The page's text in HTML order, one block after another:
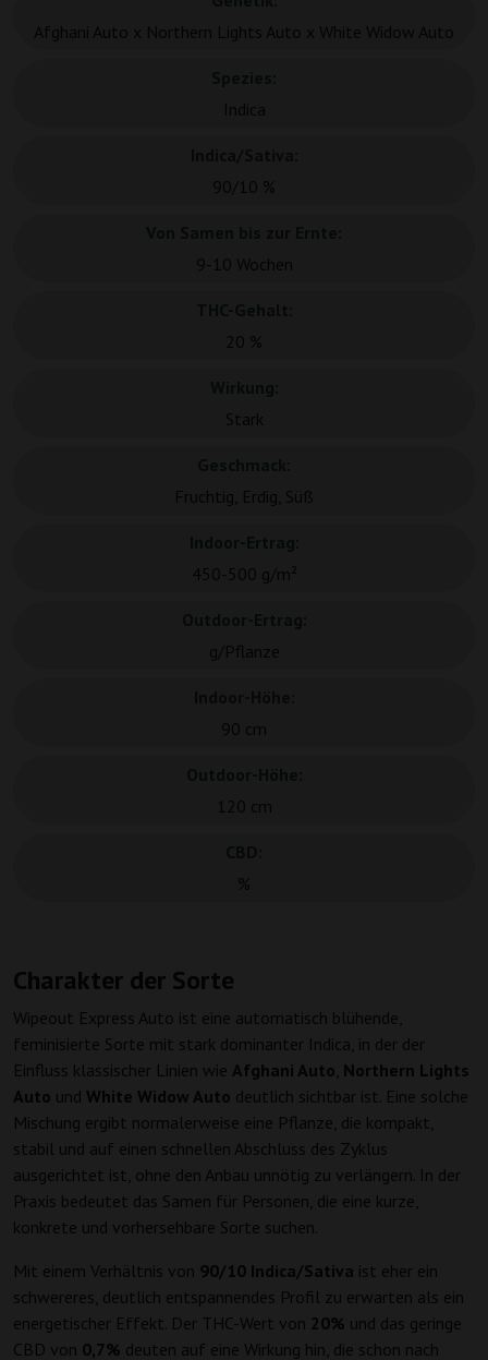
Charakter der Sorte
Wipeout Express Auto ist eine automatisch blühende,
feminisierte Sorte mit stark dominanter Indica, in der der
Einfluss klassischer Linien wie Afghani Auto Northern Lights
Auto und White Widow Auto deutlich sichtbar ist. Eine solche
Mischung ergibt normalerweise eine Pflanze, die kompakt,
stabil und auf einen schnellen Abschluss des Zyklus
ausgerichtet ist, ohne den Anbau unnötig zu verlängern. In der
Praxis bedeutet das Samen für Personen, die eine kurze,
konkrete und vorhersehbare Sorte suchen.
Mit einem Verhältnis von 90/10 Indica/Sativa ist eher ein
schwereres, deutlich entspannendes Profil zu erwarten als ein
energetischer Effekt. Der THC-Wert von 20% und das geringe
CBD von 0,7% deuten auf eine Wirkung hin, die schon nach